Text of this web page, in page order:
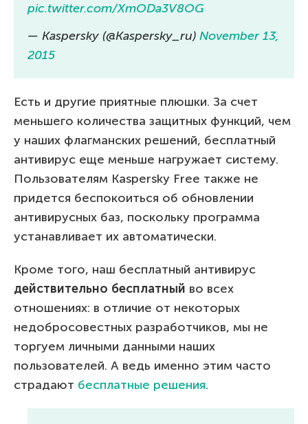
pic.twitter.com/XmODa3V8OG
— Kaspersky (@Kaspersky_ru) November 13,
2015
Есть и другие приятные плюшки. За счет
меньшего количества защитных функций, чем
у наших флагманских решений, бесплатный
антивирус еще меньше нагружает систему.
Пользователям Kaspersky Free также не
придется беспокоиться об обновлении
антивирусных баз, поскольку программа
устанавливает их автоматически.
Кроме того, наш бесплатный антивирус
действительно бесплатный во всех
отношениях: в отличие от некоторых
недобросовестных разработчиков, мы не
торгуем личными данными наших
пользователей. А ведь именно этим часто
страдают бесплатные решения.